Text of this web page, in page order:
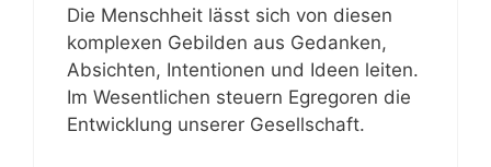
Die Menschheit lässt sich von diesen
komplexen Gebilden aus Gedanken,
Absichten, Intentionen und Ideen leiten.
Im Wesentlichen steuern Egregoren die
Entwicklung unserer Gesellschaft.